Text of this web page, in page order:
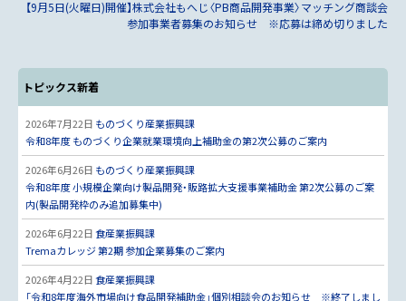
【9月5日(火曜日)開催】株式会社もへじ〈PB商品開発事業〉マッチング商談会
参加事業者募集のお知らせ ※応募は締め切りました
トピックス新着
2026年7月22日 ものづくり産業振興課
令和8年度 ものづくり企業就業環境向上補助金の第2次公募のご案内
2026年6月26日 ものづくり産業振興課
令和8年度 小規模企業向け製品開発・販路拡大支援事業補助金 第2次公募のご案
内(製品開発枠のみ追加募集中)
2026年6月22日食産業振興課
Tremaカレッジ 第2期 参加企業募集のご案内
2026年4月22日食産業振興課
「令和8年度海外市場向け食品開発補助金」個別相談会のお知らせ ※終了しまし